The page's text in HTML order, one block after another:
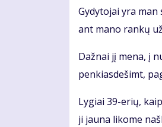
Gy­dy­to­jai yra
ant ma­no ran­kų
Daž­nai jį me­na, į
pen­kias­de­šimt,
Ly­giai 39-erių,
ji jau­na li­ko­me